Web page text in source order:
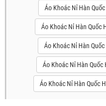
Áo Khoác Nỉ Hàn
Áo Khoác Nỉ Hàn Quốc
Áo Khoác Nỉ Hàn
Áo Khoác Nỉ Hàn
Áo Khoác Nỉ Hàn Quốc